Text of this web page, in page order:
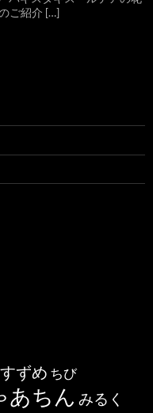
ご紹介 […]
すずめ ちび
あちん みるく